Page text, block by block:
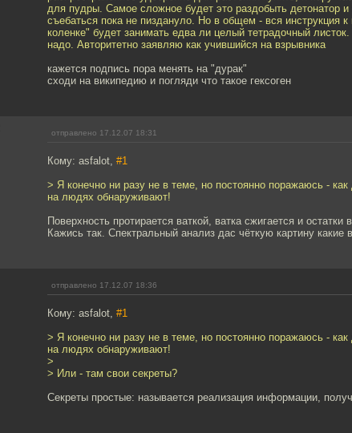
для пудры. Самое сложное будет это раздобыть детонатор
съебаться пока не пиздануло. Но в общем - вся инструкция
коленке" будет занимать едва ли целый тетрадочный
надо. Авторитетно заявляю как учившийся на взрывника
кажется подпись пора менять на "дурак"
сходи на википедию и погляди что такое гексоген
отправлено 17.12.07 18:31
Кому: asfalot, #1
> Я конечно ни разу не в теме, но постоянно поражаюсь -
на людях обнаруживают!
Поверхность протирается ваткой, ватка сжигается и
Кажись так. Спектральный анализ дас чёткую картину какие
отправлено 17.12.07 18:36
Кому: asfalot, #1
> Я конечно ни разу не в теме, но постоянно поражаюсь -
на людях обнаруживают!
>
> Или - там свои секреты?
Секреты простые: называется реализация информации,